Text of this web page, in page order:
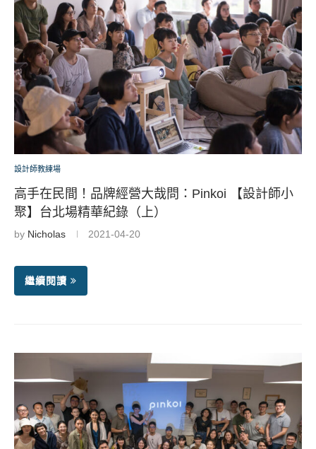
設計師教練場
高手在民間！品牌經營大哉問：Pinkoi 【設計師小
聚】台北場精華紀錄（上）
by Nicholas 2021-04-20
繼續閱讀